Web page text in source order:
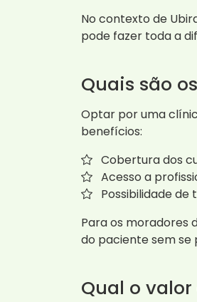
No contexto de
pode fazer toda a
Quais são
Optar por uma
benefícios:
Cobertura dos
Acesso a
Possibilidade
Para os moradores
do paciente sem se
Qual o